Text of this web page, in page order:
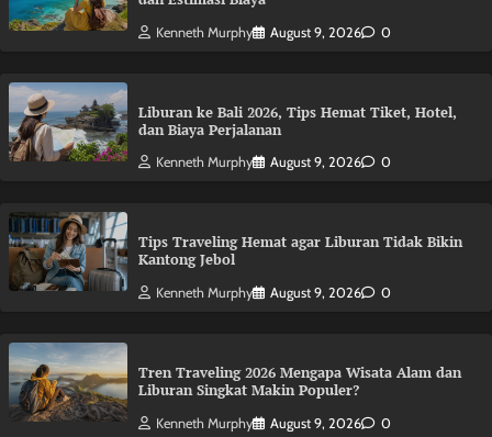
Kenneth Murphy August 9, 2026 0
Liburan ke Bali 2026, Tips Hemat Tiket, Hotel,
dan Biaya Perjalanan
Kenneth Murphy August 9, 2026 0
Tips Traveling Hemat agar Liburan Tidak Bikin
Kantong Jebol
Kenneth Murphy August 9, 2026 0
Tren Traveling 2026 Mengapa Wisata Alam dan
Liburan Singkat Makin Populer?
Kenneth Murphy August 9, 2026 0